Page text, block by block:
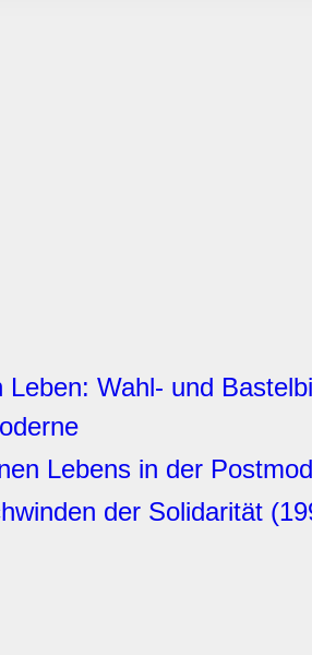
Website an unsere Partner für
diese Informationen möglicherweise
Wahl- und
Lebens in der
der Solidarität